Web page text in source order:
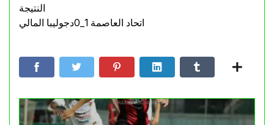
النتيجة
اتحاد العاصمة 1_0دجوليبا المالي